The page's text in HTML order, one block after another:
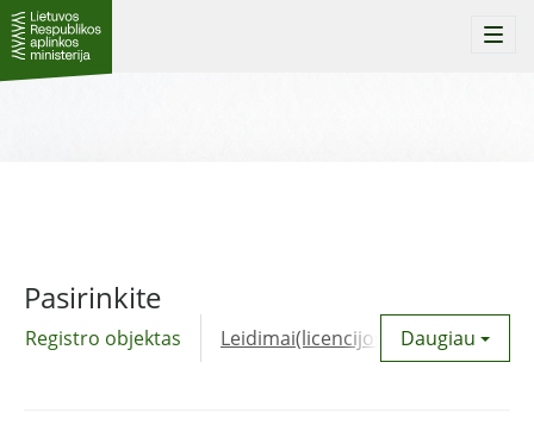
Pasirinkite
Registro objektas Leidimai(licencijos) Daugiau